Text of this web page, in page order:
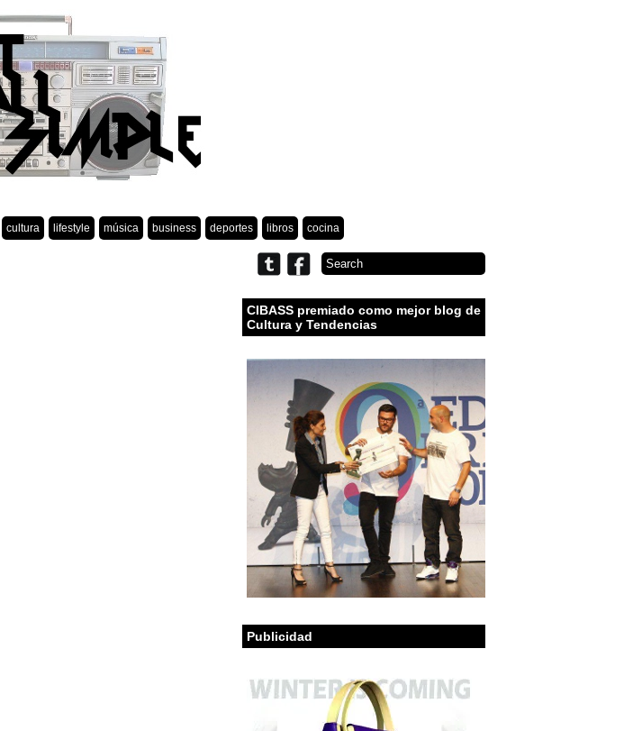
cultura lifestyle música business deportes libros cocina
CIBASS premiado como mejor blog de
Cultura y Tendencias
Publicidad